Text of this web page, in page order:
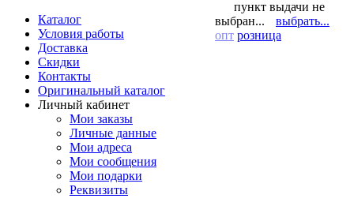
Каталог
Условия работы
Доставка
Скидки
Контакты
Оригинальный каталог
Личный кабинет
Мои заказы
Личные данные
Мои адреса
Мои сообщения
Мои подарки
Реквизиты
пункт выдачи не
выбран...
выбрать...
опт розница